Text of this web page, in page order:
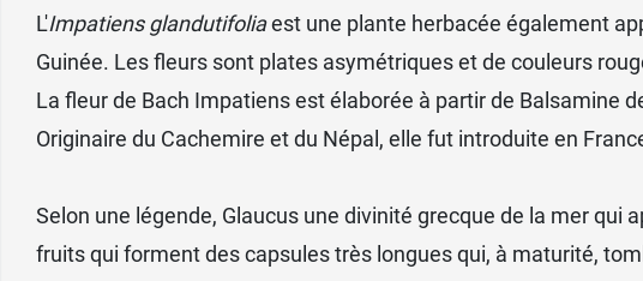
L'Impatiens glandutifoliaest une plante herbacée également
Guinée. Les fleurs sont plates asymétriques et de couleurs
La fleur de Bach Impatiens est élaborée à partir de Balsamine
Originaire du Cachemire et du Népal, elle fut introduite en
Selon une légende, Glaucus une divinité grecque de la mer
fruits qui forment des capsules très longues qui, à maturité,